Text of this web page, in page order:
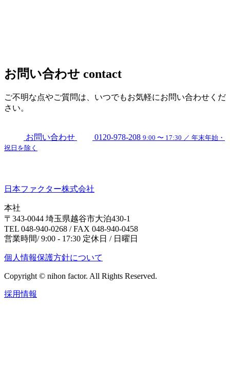
お問い合わせ contact
ご不明な点やご質問は、いつでもお気軽にお問い合わせくだ
さい。
お問い合わせ 0120-978-208 9:00 〜 17:30 ／ 年末年始・
祝日を除く
日本ファクター株式会社
本社
〒343-0044 埼玉県越谷市大泊430-1
TEL 048-940-0268 / FAX 048-940-0458
営業時間/ 9:00 - 17:30 定休日 / 日曜日
個人情報保護方針について
Copyright © nihon factor. All Rights Reserved.
採用情報